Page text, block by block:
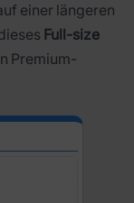
einer längeren
Full-size
Premium-